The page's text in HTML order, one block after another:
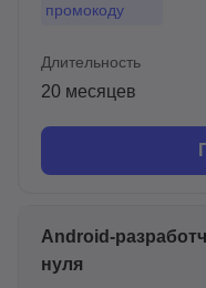
промокоду
Длительность
20 месяцев
Android-
нуля